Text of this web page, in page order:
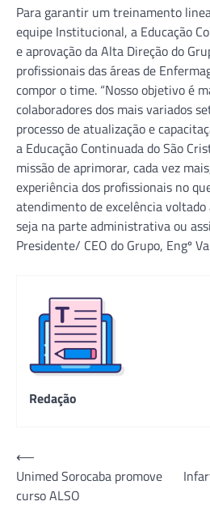
Para garantir um treinamento
equipe Institucional, a Educação
e aprovação da Alta Direção do
profissionais das áreas de
compor o time. “Nosso objetivo é
colaboradores dos mais variados
processo de atualização e
a Educação Continuada do São
missão de aprimorar, cada vez
experiência dos profissionais no
atendimento de excelência voltado
seja na parte administrativa ou
Presidente/ CEO do Grupo, Engº
Redação
Navegação
de
Post
⟵
Unimed Sorocaba promove
curso ALSO